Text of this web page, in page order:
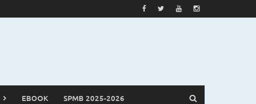
EBOOK SPMB 2025-2026